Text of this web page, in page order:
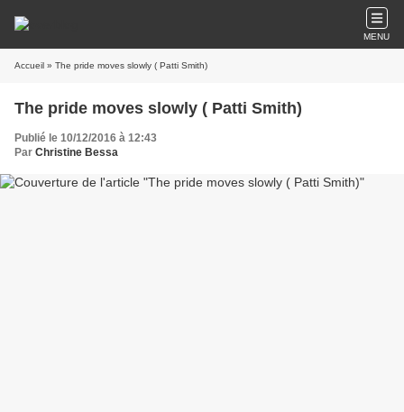
MENU
Accueil » The pride moves slowly ( Patti Smith)
The pride moves slowly ( Patti Smith)
Publié le 10/12/2016 à 12:43
Par Christine Bessa